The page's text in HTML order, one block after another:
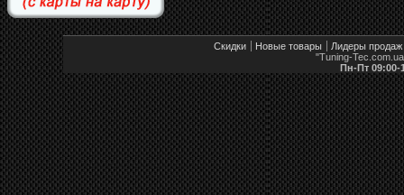
Скидки Новые товары
Лидеры продаж
"Tuning-
Пн-Пт 09:00-